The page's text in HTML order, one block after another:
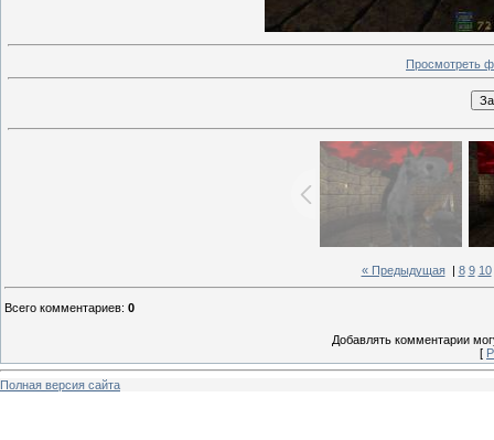
Просмотреть
« Предыдущая| 8 9 10
Всего комментариев: 0
Добавлять комментарии
[
Полная версия сайта